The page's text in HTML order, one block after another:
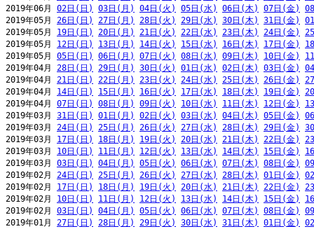
2019年06月 02日(日) 03日(月) 04日(火) 05日(水) 06日(木) 07日(金)
2019年05月 26日(日) 27日(月) 28日(火) 29日(水) 30日(木) 31日(金)
2019年05月 19日(日) 20日(月) 21日(火) 22日(水) 23日(木) 24日(金)
2019年05月 12日(日) 13日(月) 14日(火) 15日(水) 16日(木) 17日(金)
2019年05月 05日(日) 06日(月) 07日(火) 08日(水) 09日(木) 10日(金)
2019年04月 28日(日) 29日(月) 30日(火) 01日(水) 02日(木) 03日(金)
2019年04月 21日(日) 22日(月) 23日(火) 24日(水) 25日(木) 26日(金)
2019年04月 14日(日) 15日(月) 16日(火) 17日(水) 18日(木) 19日(金)
2019年04月 07日(日) 08日(月) 09日(火) 10日(水) 11日(木) 12日(金)
2019年03月 31日(日) 01日(月) 02日(火) 03日(水) 04日(木) 05日(金)
2019年03月 24日(日) 25日(月) 26日(火) 27日(水) 28日(木) 29日(金)
2019年03月 17日(日) 18日(月) 19日(火) 20日(水) 21日(木) 22日(金)
2019年03月 10日(日) 11日(月) 12日(火) 13日(水) 14日(木) 15日(金)
2019年03月 03日(日) 04日(月) 05日(火) 06日(水) 07日(木) 08日(金)
2019年02月 24日(日) 25日(月) 26日(火) 27日(水) 28日(木) 01日(金)
2019年02月 17日(日) 18日(月) 19日(火) 20日(水) 21日(木) 22日(金)
2019年02月 10日(日) 11日(月) 12日(火) 13日(水) 14日(木) 15日(金)
2019年02月 03日(日) 04日(月) 05日(火) 06日(水) 07日(木) 08日(金)
2019年01月 27日(日) 28日(月) 29日(火) 30日(水) 31日(木) 01日(金)